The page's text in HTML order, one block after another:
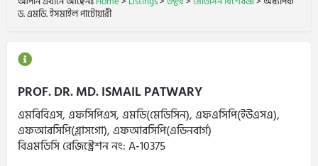
ড. এমডি. ইসমাইল পাটোয়ারী
PROF. DR. MD. ISMAIL PATWARY
এমবিবিএস, এফসিপিএস, এমডি(মেডিসিন), এফএসিপি(ইউএসএ),
এফআরসিপি(গ্লাসগো), এফআরসিপি(এডিনবার্গ)
বিএমডিসি রেজিস্ট্রেশন নং: A-10375